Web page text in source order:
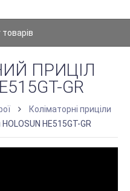
ПРИЦІЛ
GR
Коліматорні приціли
HE515GT-GR